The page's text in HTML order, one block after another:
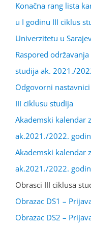
Konačna rang lista
u I godinu III ciklus
Univerzitetu u
Raspored
studija ak. 2021./
Odgovorni
III ciklusu studija
Akademski kalendar
ak.2021./2022.
Akademski kalendar
ak.2021./2022.
Obrasci III ciklusa
Obrazac DS1 –
Obrazac DS2 –